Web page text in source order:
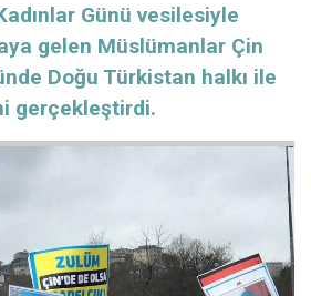
Günü vesilesiyle
gelen Müslümanlar Çin
Doğu Türkistan halkı ile
gerçekleştirdi.